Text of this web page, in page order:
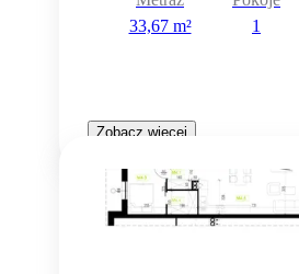
33,67 m²
1
Zobacz więcej